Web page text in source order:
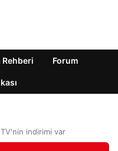
Rehberi Forum
TV'nin indirimi var